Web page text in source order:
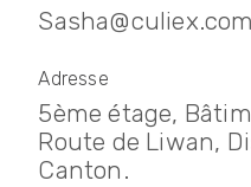
Sasha@culiex.com
Adresse
5ème étage,
Route de Liwan,
Canton.